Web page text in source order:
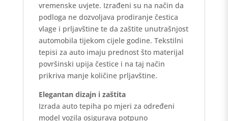
vremenske uvjete. Izrađeni su na način da
podloga ne dozvoljava prodiranje čestica
vlage i prljavštine te da zaštite unutrašnjost
automobila tijekom cijele godine. Tekstilni
tepisi za auto imaju prednost što materijal
površinski upija čestice i na taj način
prikriva manje količine prljavštine.
Elegantan dizajn i zaštita
Izrada auto tepiha po mjeri za određeni
model vozila osigurava potpuno